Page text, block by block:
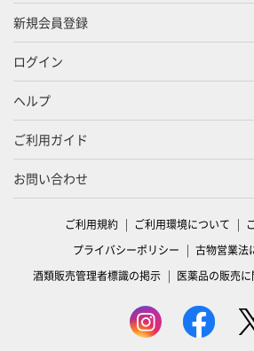
新規会員登録
ログイン
ヘルプ
ご利用ガイド
お問い合わせ
ご利用規約 ご利用環境について
プライバシーポリシー
古物営業法
酒類販売管理者標識の掲示
医薬品の販売